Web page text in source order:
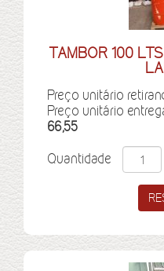
TAMBOR 100
Preço unitário
Preço unitário
66,55
Quantidade